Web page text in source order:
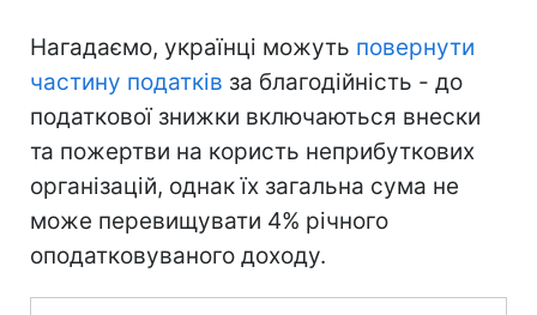
Нагадаємо, українці можуть повернути
частину податків за благодійність - до
податкової знижки включаються внески
та пожертви на користь неприбуткових
організацій, однак їх загальна сума не
може перевищувати 4% річного
оподатковуваного доходу.